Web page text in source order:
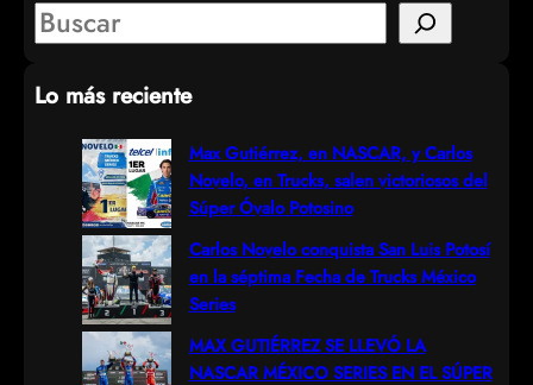
S
a
Lo más reciente
Max Gutiérrez, en NASCAR, y Carlos
Novelo, en Trucks, salen victoriosos del
Súper Óvalo Potosino
Carlos Novelo conquista San Luis Potosí
en la séptima Fecha de Trucks México
Series
MAX GUTIÉRREZ SE LLEVÓ LA
NASCAR MÉXICO SERIES EN EL SÚPER